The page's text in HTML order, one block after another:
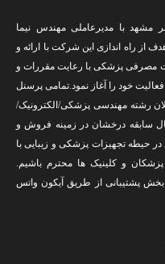
آزما در سال 1394 در شهر مشهد با مدیرعاملی مهندس نیما
54474 به ثبت رسید.هدف از راه اندازی این شرکت با ارائه و
مصرفی پزشکی با رعایت مقررات و
خود را آغاز نمود.تمامی پرسنل
رشته مهندسی پزشکی/الکترونیک/
میباشد.مفتخریم که با بیش از 10 سال سابقه درخشان در زمینه فروش و
تجهیزات پزشکی و زیبایی با
و کلینیک ها محترم باشیم.
پشتیبانی از طریق آیکون واتس